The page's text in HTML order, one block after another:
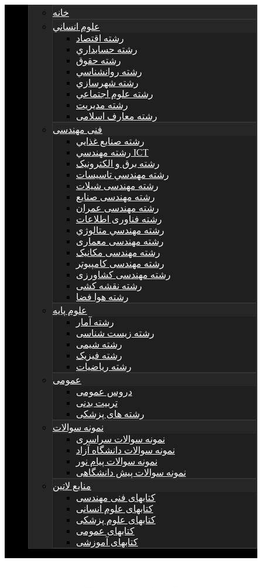
خانه
علوم انساني
رشته اقتصاد
رشته حسابداري
رشته حقوق
رشته روانشناسي
رشته شهرسازي
رشته علوم اجتماعي
رشته مديريت
رشته معارف اسلامی
فنی مهندسی
رشته صنايع غذايي
رشته مهندسي ICT
رشته برق و الکترونيک
رشته مهندسي تاسيسات
رشته مهندسی شیلات
رشته مهندسی صنایع
رشته مهندسی عمران
رشته فناوری اطلاعات
رشته مهندسي متالوژي
رشته مهندسی معماری
رشته مهندسی مکانیک
رشته مهندسی کامپیوتر
رشته مهندسی کشاورزی
رشته نقشه کشی
رشته هوا فضا
علوم پایه
رشته آمار
رشته زیست شناسی
رشته شیمی
رشته فیزیک
رشته ریاضیات
عمومی
دروس عمومی
تربیت بدنی
رشته های پزشکی
نمونه سوالات
نمونه سوالات سراسری
نمونه سوالات دانشگاه آزاد
نمونه سوالات پیام نور
نمونه سوالات پیش دانشگاهی
منابع لاتین
کتابهای فنی مهندسی
کتابهای علوم انسانی
کتابهای علوم پزشکی
کتابهای عمومی
کتابهای آموزشی